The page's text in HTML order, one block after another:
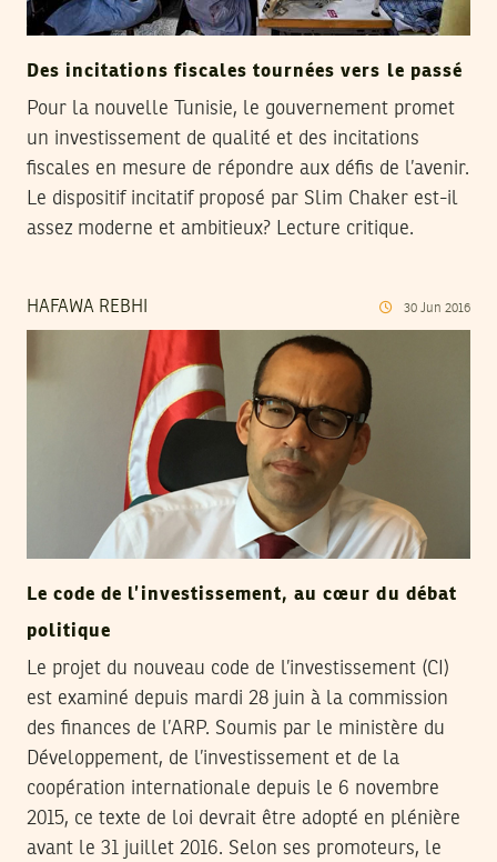
Des incitations fiscales tournées vers le passé
Pour la nouvelle Tunisie, le gouvernement promet
un investissement de qualité et des incitations
fiscales en mesure de répondre aux défis de l’avenir.
Le dispositif incitatif proposé par Slim Chaker est-il
assez moderne et ambitieux? Lecture critique.
HAFAWA REBHI 30 Jun 2016
Le code de l’investissement, au cœur du débat
politique
Le projet du nouveau code de l’investissement (CI)
est examiné depuis mardi 28 juin à la commission
des finances de l’ARP. Soumis par le ministère du
Développement, de l’investissement et de la
coopération internationale depuis le 6 novembre
2015, ce texte de loi devrait être adopté en plénière
avant le 31 juillet 2016. Selon ses promoteurs, le